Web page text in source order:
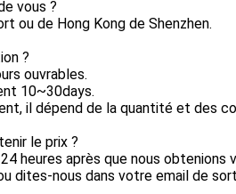
vous ?
ou de Hong Kong de Shenzhen.
?
ouvrables.
10~30days.
il dépend de la quantité et des
le prix ?
heures après que nous
dites-nous dans votre email de